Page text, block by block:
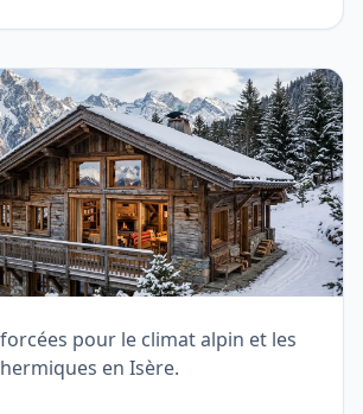
pour le climat alpin et les
en Isère.